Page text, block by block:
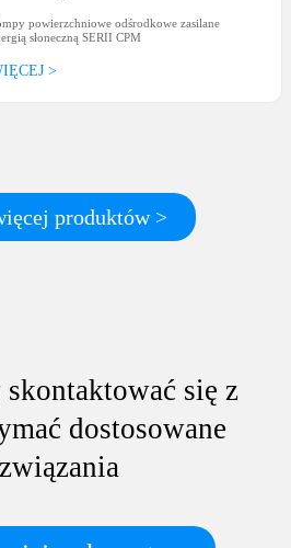
powierzchniowe odśrodkowe zasilane
słoneczną SERII CPM
>
produktów >
się z
dostosowane